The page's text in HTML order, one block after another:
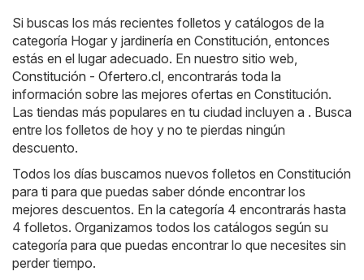
Si buscas los más recientes folletos y catálogos de la
categoría Hogar y jardinería en Constitución, entonces
estás en el lugar adecuado. En nuestro sitio web,
Constitución - Ofertero.cl, encontrarás toda la
información sobre las mejores ofertas en Constitución.
Las tiendas más populares en tu ciudad incluyen a . Busca
entre los folletos de hoy y no te pierdas ningún
descuento.
Todos los días buscamos nuevos folletos en Constitución
para ti para que puedas saber dónde encontrar los
mejores descuentos. En la categoría 4 encontrarás hasta
4 folletos. Organizamos todos los catálogos según su
categoría para que puedas encontrar lo que necesites sin
perder tiempo.